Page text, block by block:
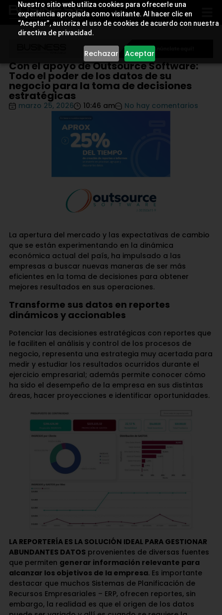
Nuestro sitio web utiliza cookies para ofrecerle una
experiencia apropiada como visitante. Al hacer clic en
“Aceptar”, autoriza el uso de cookies de acuerdo con nuestra
directiva de privacidad.
Rechazar Aceptar
Con el apoyo de Outsource Software:
Todo el poder de los datos de su
negocio para la toma de decisiones
estratégicas
marzo 25, 2026 10:46 am No hay comentarios
La apertura del mercado y las expectativas de cambio
que se están experimentando en la dinámica
económica actual del país, ha impulsado a las
empresas a buscar nuevas maneras de ser más
eficientes en la toma de decisiones para obtener
mejores resultados en sus operaciones.
Transforme sus datos en reportes
dinámicos y accionables
Potenciar las decisiones estratégicas con reportes que
le faciliten el análisis y control de los procesos de
negocio, representa una estrategia muy acertada para
medir y estudiar los resultados ocurridos durante el
ejercicio empresarial; además permite conocer cómo
ha sido el desempeño de la empresa en sus distintas
áreas, hacer proyecciones e identificar oportunidades.
LA REPORTERÍA ES LA SOLUCIÓN IDEAL PARA GESTIONAR
ABUNDANTES DATOS provenientes de diversas fuentes
que permiten generar información relevante para
alcanzar los objetivos de la empresa. Es importante
destacar que muchos Sistemas de Planificación de
Recursos Empresariales – ERP, ofrecen reportes, sin
embargo, la realidad es que el origen de los datos